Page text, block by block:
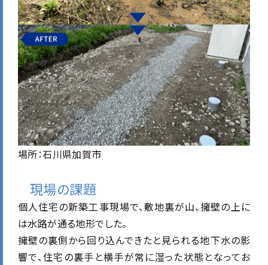
場所：石川県加賀市
現場の課題
個人住宅の新築工事現場で、敷地裏が山、擁壁の上に
は水路が通る地形でした。
擁壁の裏側から回り込んできたと見られる地下水の影
響で、住宅の裏手と横手が常に湿った状態となってお